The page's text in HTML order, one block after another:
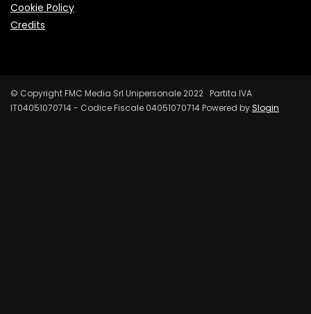
Cookie Policy
Credits
© Copyright FMC Media Srl Unipersonale 2022 Partita IVA
IT04051070714 - Codice Fiscale 04051070714 Powered bySlogin